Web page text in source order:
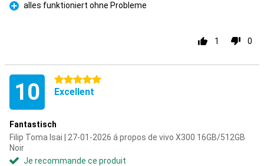
Pour
alles funktioniert ohne Probleme
1 0
10 5 étoiles
Excellent
Fantastisch
Filip Toma Isai | 27-01-2026 á propos de vivo X300 16GB/512GB
Noir
Je recommande ce produit